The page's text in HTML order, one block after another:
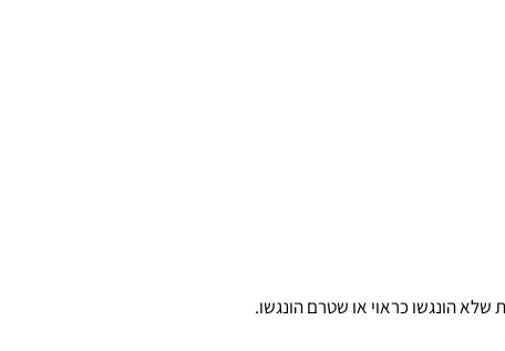
שלא הונגשו כראוי או שטרם הונגשו.